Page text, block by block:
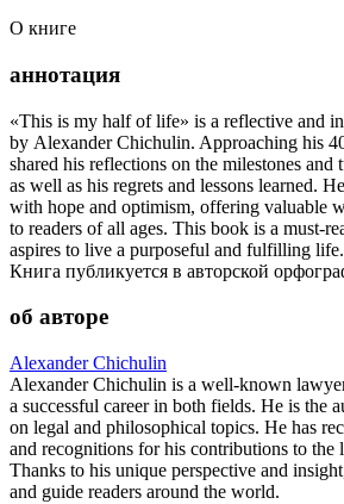
О книге
аннотация
«This is my half of life» is a reflective and
by Alexander Chichulin. Approaching his
shared his reflections on the milestones
as well as his regrets and lessons learned.
with hope and optimism, offering valuable
to readers of all ages. This book is a must-
aspires to live a purposeful and fulfilling life.
Книга публикуется в авторской
об авторе
Alexander Chichulin
Alexander Chichulin is a well-known
a successful career in both fields. He is the
on legal and philosophical topics. He has
and recognitions for his contributions to the
Thanks to his unique perspective and
and guide readers around the world.